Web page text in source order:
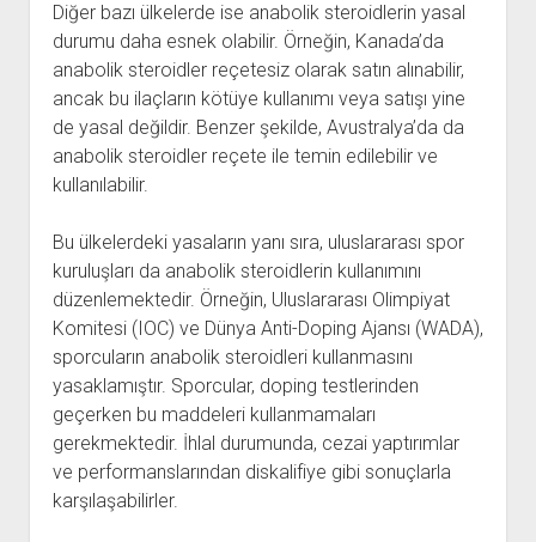
Diğer bazı ülkelerde ise anabolik steroidlerin yasal
durumu daha esnek olabilir. Örneğin, Kanada’da
anabolik steroidler reçetesiz olarak satın alınabilir,
ancak bu ilaçların kötüye kullanımı veya satışı yine
de yasal değildir. Benzer şekilde, Avustralya’da da
anabolik steroidler reçete ile temin edilebilir ve
kullanılabilir.
Bu ülkelerdeki yasaların yanı sıra, uluslararası spor
kuruluşları da anabolik steroidlerin kullanımını
düzenlemektedir. Örneğin, Uluslararası Olimpiyat
Komitesi (IOC) ve Dünya Anti-Doping Ajansı (WADA),
sporcuların anabolik steroidleri kullanmasını
yasaklamıştır. Sporcular, doping testlerinden
geçerken bu maddeleri kullanmamaları
gerekmektedir. İhlal durumunda, cezai yaptırımlar
ve performanslarından diskalifiye gibi sonuçlarla
karşılaşabilirler.